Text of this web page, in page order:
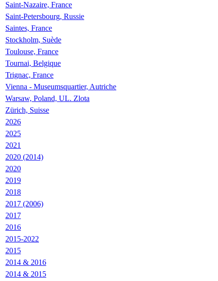
Saint-Nazaire, France
Saint-Petersbourg, Russie
Saintes, France
Stockholm, Suède
Toulouse, France
Tournai, Belgique
Trignac, France
Vienna - Museumsquartier, Autriche
Warsaw, Poland, UL. Zlota
Zürich, Suisse
2026
2025
2021
2020 (2014)
2020
2019
2018
2017 (2006)
2017
2016
2015-2022
2015
2014 & 2016
2014 & 2015